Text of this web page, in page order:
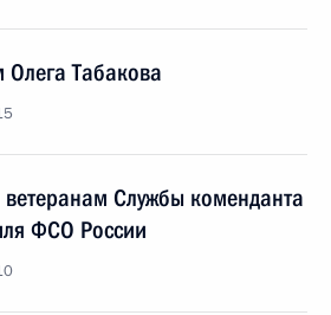
Табакова
ветеранам Службы коменданта
ФСО России